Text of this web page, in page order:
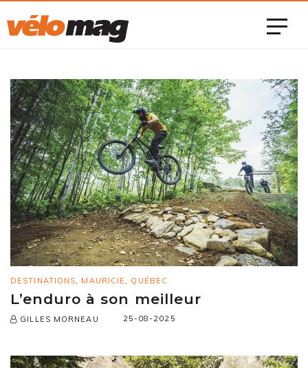
DESTINATIONS MAURICIE QUÉBEC
L’enduro à son meilleur
GILLES MORNEAU 25-08-2025